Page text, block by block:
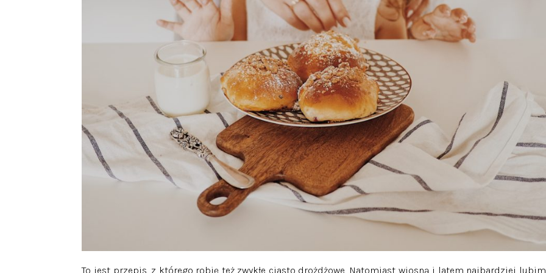
To jest przepis, z którego robię też zwykłe ciasto drożdżowe. Natomiast wiosną i latem najbardziej